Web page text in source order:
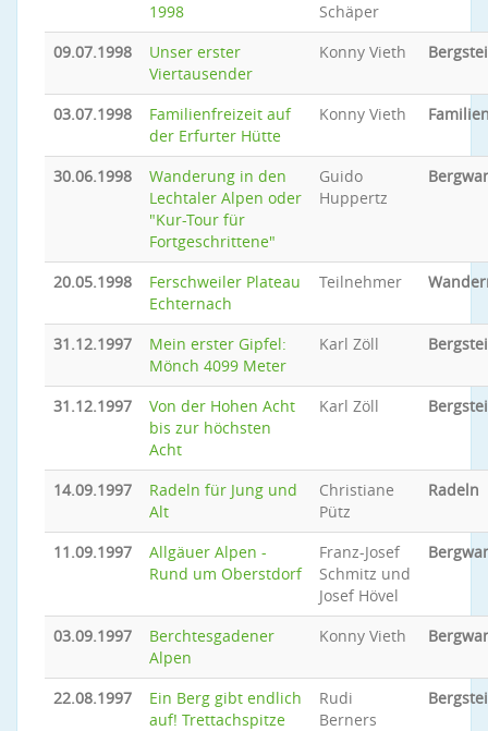
1998
Schäper
09.07.1998
Unser erster
Viertausender
Konny Vieth
03.07.1998
Familienfreizeit auf
der Erfurter Hütte
Konny Vieth
30.06.1998
Wanderung in den
Lechtaler Alpen oder
"Kur-Tour für
Fortgeschrittene"
Guido
Huppertz
20.05.1998
Ferschweiler Plateau
Echternach
Teilnehmer
31.12.1997
Mein erster Gipfel:
Mönch 4099 Meter
Karl Zöll
31.12.1997
Von der Hohen Acht
bis zur höchsten
Acht
Karl Zöll
14.09.1997
Radeln für Jung und
Alt
Christiane
Pütz
Radeln
11.09.1997
Allgäuer Alpen -
Rund um Oberstdorf
Franz-Josef
Schmitz und
Josef Hövel
03.09.1997
Berchtesgadener
Alpen
Konny Vieth
22.08.1997
Ein Berg gibt endlich
auf! Trettachspitze
Rudi
Berners